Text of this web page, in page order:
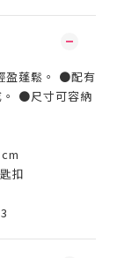
盈蓬鬆。 ●配有
。 ●尺寸可容納
扣